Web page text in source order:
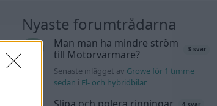
Nyaste forumtrådarna
Man man ha mindre ström
till Motorvärmare?
3 svar
Senaste inlägget av Growe för 1 timme
sedan i El- och hybridbilar
4 svar